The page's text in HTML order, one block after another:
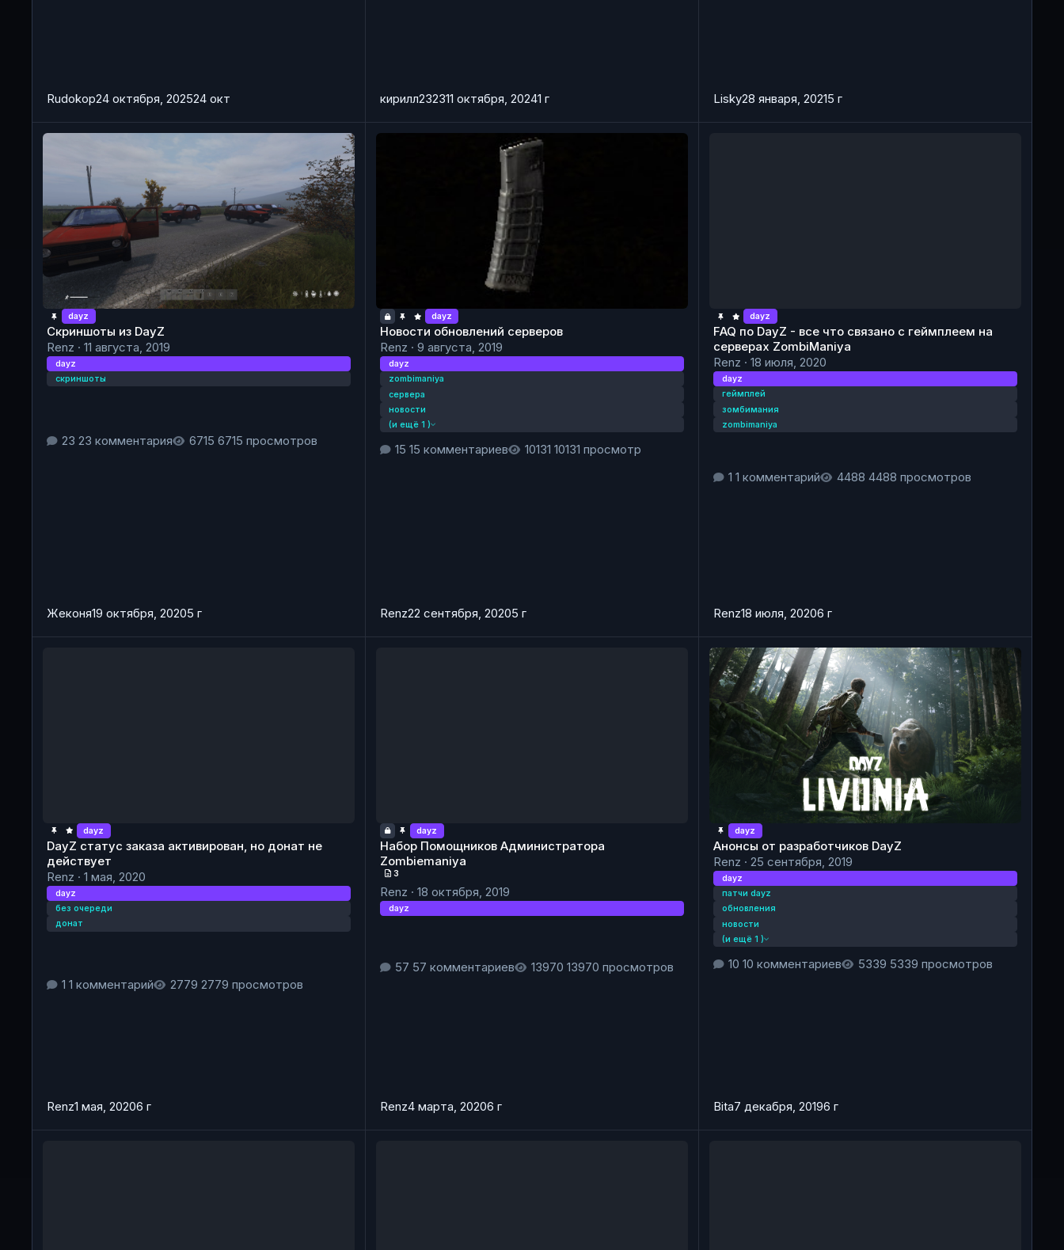
Rudokop24 октября, 202524 окт кирилл232311 октября, 20241 г Lisky28 января, 20215 г
Скриншоты из DayZ
dayz
Скриншоты из DayZ
Renz · 11 августа, 2019
dayz
скриншоты
23 комментария 6715 просмотров
Жеконя19 октября, 20205 г
Новости обновлений серверов
dayz
Новости обновлений серверов
Renz · 9 августа, 2019
dayz
zombimaniya
сервера
новости
(и ещё 1 )
15 комментариев 10131 просмотр
Renz22 сентября, 20205 г
dayz
FAQ по DayZ - все что связано с геймплеем на
серверах ZombiManiya
Renz · 18 июля, 2020
dayz
геймплей
зомбимания
zombimaniya
1 комментарий 4488 просмотров
Renz18 июля, 20206 г
dayz
DayZ статус заказа активирован, но донат не
действует
Renz · 1 мая, 2020
dayz
без очереди
донат
1 комментарий 2779 просмотров
Renz1 мая, 20206 г
dayz
Набор Помощников Администратора
Zombiemaniya
3
Renz · 18 октября, 2019
dayz
57 комментариев 13970 просмотров
Renz4 марта, 20206 г
Анонсы от разработчиков DayZ
dayz
Анонсы от разработчиков DayZ
Renz · 25 сентября, 2019
dayz
патчи dayz
обновления
новости
(и ещё 1 )
10 комментариев 5339 просмотров
Bita7 декабря, 20196 г